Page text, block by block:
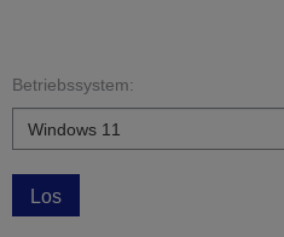
Betriebssystem:
Los